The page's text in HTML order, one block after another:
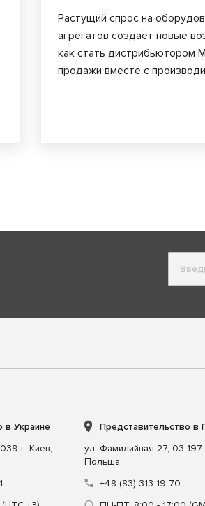
Растущий спрос на
агрегатов создаёт новые
как стать дистрибьютором
продажи вместе с
в Украине
г. Киев,
Представительство в
ул. Фамилийная 27, 03-197
Польша
+48 (83) 313-19-70